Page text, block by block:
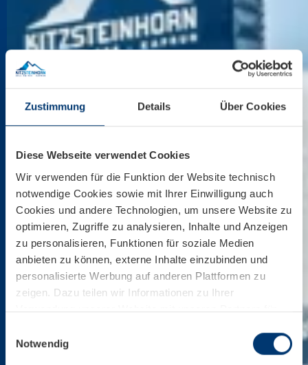
Zustimmung Details Über Cookies
Diese Webseite verwendet Cookies
Wir verwenden für die Funktion der Website technisch
notwendige Cookies sowie mit Ihrer Einwilligung auch
Cookies und andere Technologien, um unsere Website zu
optimieren, Zugriffe zu analysieren, Inhalte und Anzeigen
zu personalisieren, Funktionen für soziale Medien
anbieten zu können, externe Inhalte einzubinden und
personalisierte Werbung auf anderen Plattformen zu
zeigen. Dazu teilen wir Informationen zu Ihrer
zu technisch nicht notwendigen Cookies können Sie
Notwendig